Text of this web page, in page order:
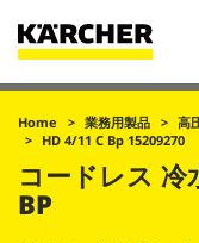
買い物かご
Home 業務用製品 高
HD 4/11 C Bp 15209270
コードレス
BP